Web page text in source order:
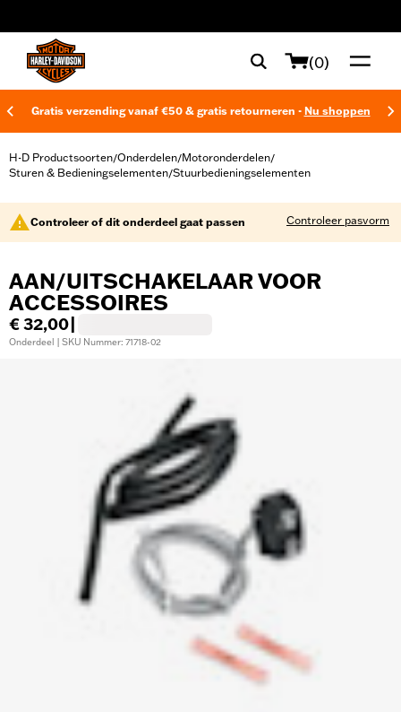
(0)
Gratis verzending vanaf €50 & gratis retourneren - Nu shoppen
H-D Productsoorten/Onderdelen/Motoronderdelen/
Sturen & Bedieningselementen/Stuurbedieningselementen
Controleer of dit onderdeel gaat passen Controleer pasvorm
AAN/UITSCHAKELAAR VOOR
ACCESSOIRES
€ 32,00
Onderdeel | SKU Nummer: 71718-02